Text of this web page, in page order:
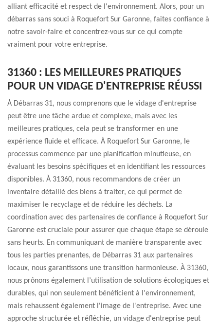
alliant efficacité et respect de l'environnement. Alors, pour un
débarras sans souci à Roquefort Sur Garonne, faites confiance à
notre savoir-faire et concentrez-vous sur ce qui compte
vraiment pour votre entreprise.
31360 : LES MEILLEURES PRATIQUES
POUR UN VIDAGE D'ENTREPRISE RÉUSSI
À Débarras 31, nous comprenons que le vidage d'entreprise
peut être une tâche ardue et complexe, mais avec les
meilleures pratiques, cela peut se transformer en une
expérience fluide et efficace. À Roquefort Sur Garonne, le
processus commence par une planification minutieuse, en
évaluant les besoins spécifiques et en identifiant les ressources
disponibles. À 31360, nous recommandons de créer un
inventaire détaillé des biens à traiter, ce qui permet de
maximiser le recyclage et de réduire les déchets. La
coordination avec des partenaires de confiance à Roquefort Sur
Garonne est cruciale pour assurer que chaque étape se déroule
sans heurts. En communiquant de manière transparente avec
tous les parties prenantes, de Débarras 31 aux partenaires
locaux, nous garantissons une transition harmonieuse. À 31360,
nous prônons également l’utilisation de solutions écologiques et
durables, qui non seulement bénéficient à l'environnement,
mais rehaussent également l'image de l'entreprise. Avec une
approche structurée et réfléchie, un vidage d'entreprise peut